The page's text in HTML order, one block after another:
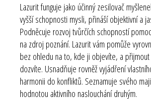
Lazurit funguje jako účinný zesilovač
vyšší schopnosti mysli, přináší objektivní a
Podněcuje rozvoj tvůrčích schopností
na zdroj poznání. Lazurit vám pomůže
bez ohledu na to, kde ji objevíte, a
dozvíte. Usnadňuje rovněž vyjádření
harmonii do konfliktů. Seznamuje svého
hodnotou aktivního naslouchání druhým.